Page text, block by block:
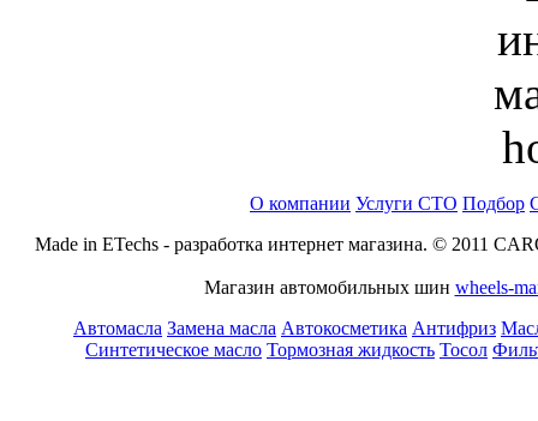
О компании Услуги СТО Подбор
Made in ETechs - разработка интернет магазина. © 2011
Магазин автомобильных шин wheels-
Автомасла Замена масла Автокосметика Антифриз
Синтетическое масло Тормозная жидкость Тосол